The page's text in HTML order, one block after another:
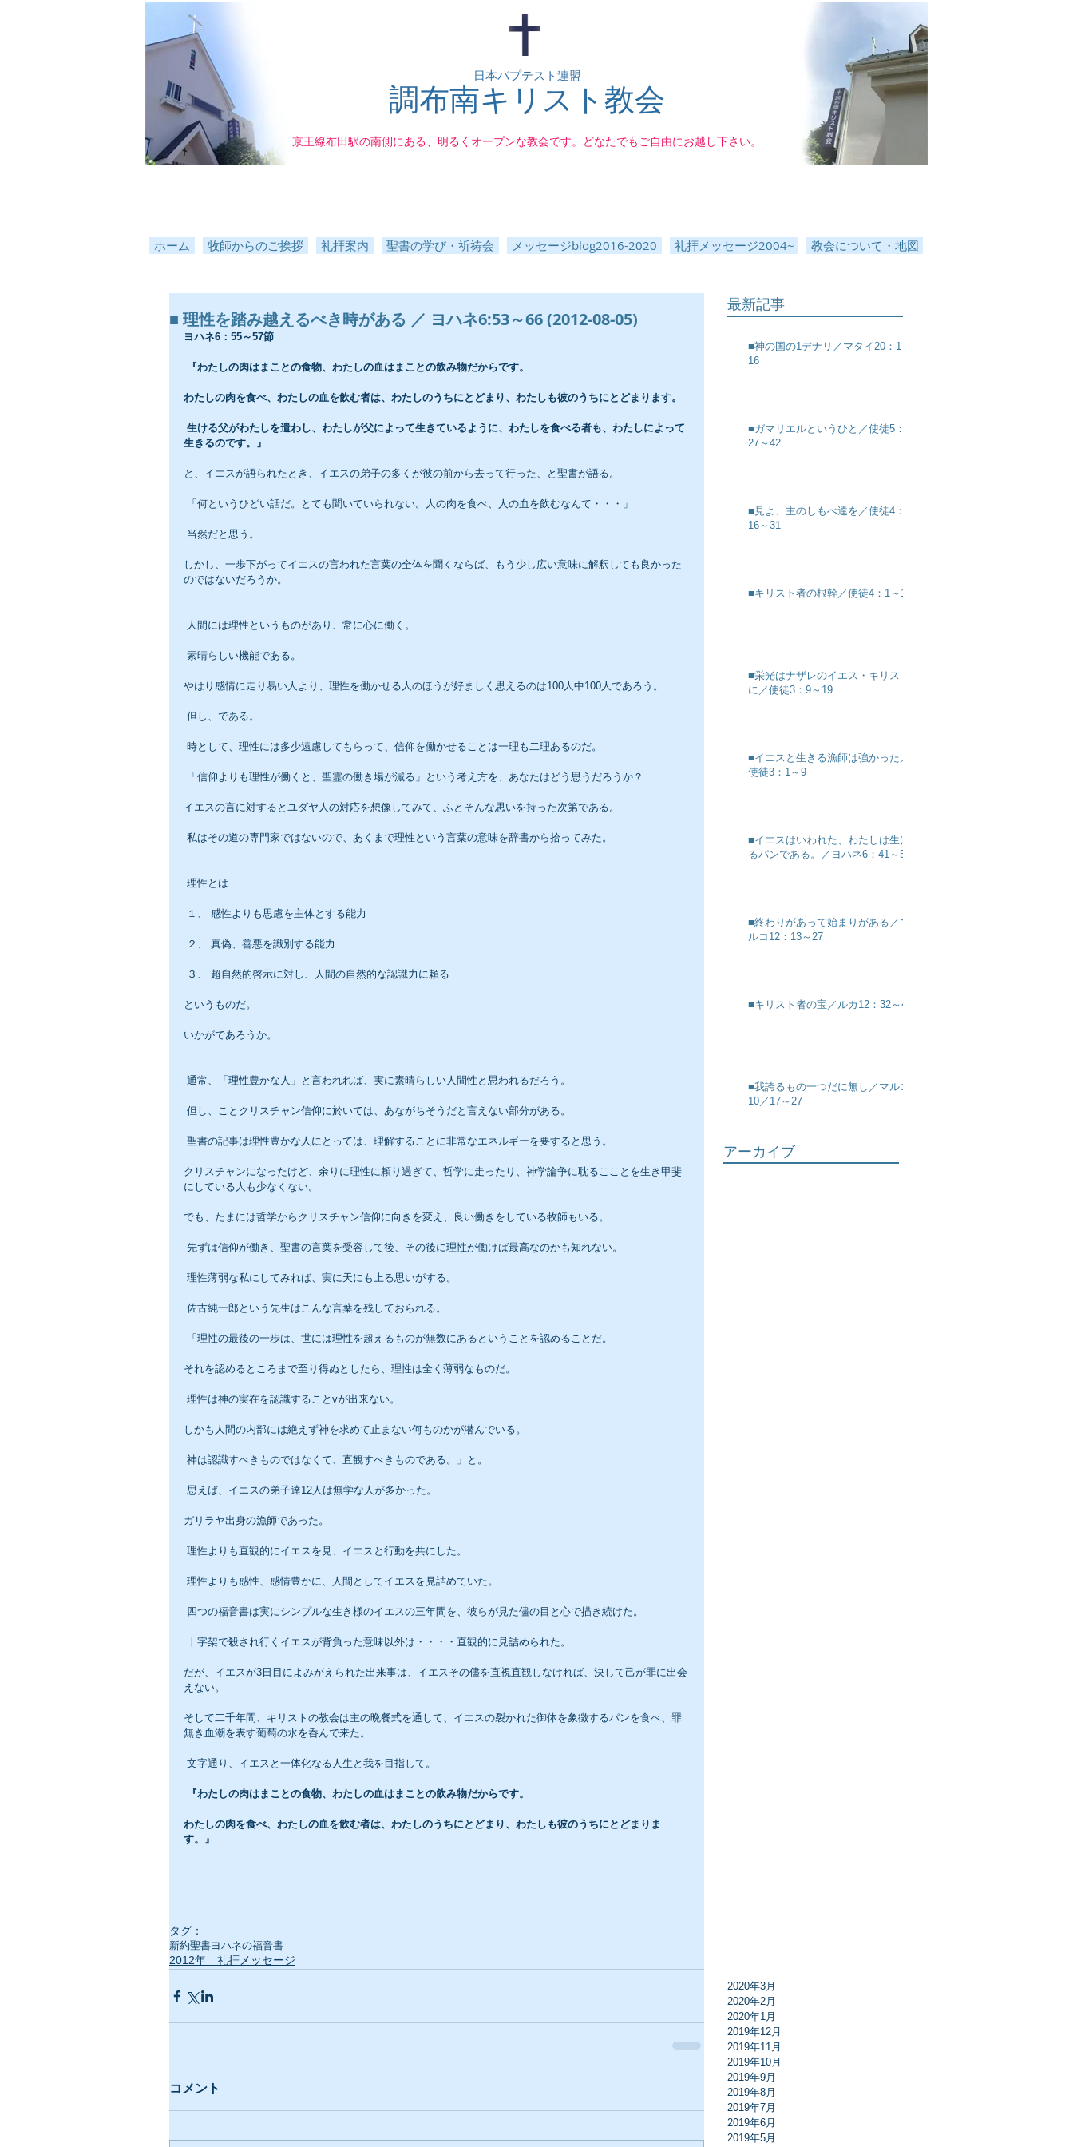
京王線布田駅の南側にある、明るくオープンな教会です。どなたでもご自由にお越し下さい。
日本バプテスト連盟
調布南キリスト教会
ホーム 牧師からのご挨拶 礼拝案内 聖書の学び・祈祷会 メッセージblog2016-2020 礼拝メッセージ2004~ 教会について・地図
■ 理性を踏み越えるべき時がある ／ ヨハネ6:53～66 (2012-08-05)
ヨハネ6：55～57節
『わたしの肉はまことの食物、わたしの血はまことの飲み物だからです。
わたしの肉を食べ、わたしの血を飲む者は、わたしのうちにとどまり、わたしも彼のうちにとどまります。
生きるのです。』
と、イエスが語られたとき、イエスの弟子の多くが彼の前から去って行った、と聖書が語る。
「何というひどい話だ。とても聞いていられない。人の肉を食べ、人の血を飲むなんて・・・」
当然だと思う。
しかし、一歩下がってイエスの言われた言葉の全体を聞くならば、もう少し広い意味に解釈しても良かった
のではないだろうか。
人間には理性というものがあり、常に心に働く。
素晴らしい機能である。
やはり感情に走り易い人より、理性を働かせる人のほうが好ましく思えるのは100人中100人であろう。
但し、である。
時として、理性には多少遠慮してもらって、信仰を働かせることは一理も二理あるのだ。
「信仰よりも理性が働くと、聖霊の働き場が減る」という考え方を、あなたはどう思うだろうか？
イエスの言に対するとユダヤ人の対応を想像してみて、ふとそんな思いを持った次第である。
私はその道の専門家ではないので、あくまで理性という言葉の意味を辞書から拾ってみた。
理性とは
１、 感性よりも思慮を主体とする能力
２、 真偽、善悪を識別する能力
３、 超自然的啓示に対し、人間の自然的な認識力に頼る
というものだ。
いかがであろうか。
通常、「理性豊かな人」と言われれば、実に素晴らしい人間性と思われるだろう。
但し、ことクリスチャン信仰に於いては、あながちそうだと言えない部分がある。
聖書の記事は理性豊かな人にとっては、理解することに非常なエネルギーを要すると思う。
クリスチャンになったけど、余りに理性に頼り過ぎて、哲学に走ったり、神学論争に耽るこことを生き甲斐
にしている人も少なくない。
でも、たまには哲学からクリスチャン信仰に向きを変え、良い働きをしている牧師もいる。
先ずは信仰が働き、聖書の言葉を受容して後、その後に理性が働けば最高なのかも知れない。
理性薄弱な私にしてみれば、実に天にも上る思いがする。
佐古純一郎という先生はこんな言葉を残しておられる。
「理性の最後の一歩は、世には理性を超えるものが無数にあるということを認めることだ。
それを認めるところまで至り得ぬとしたら、理性は全く薄弱なものだ。
理性は神の実在を認識することvが出来ない。
しかも人間の内部には絶えず神を求めて止まない何ものかが潜んでいる。
神は認識すべきものではなくて、直観すべきものである。」と。
思えば、イエスの弟子達12人は無学な人が多かった。
ガリラヤ出身の漁師であった。
理性よりも直観的にイエスを見、イエスと行動を共にした。
理性よりも感性、感情豊かに、人間としてイエスを見詰めていた。
四つの福音書は実にシンプルな生き様のイエスの三年間を、彼らが見た儘の目と心で描き続けた。
十字架で殺され行くイエスが背負った意味以外は・・・・直観的に見詰められた。
だが、イエスが3日目によみがえられた出来事は、イエスその儘を直視直観しなければ、決して己が罪に出会
えない。
そして二千年間、キリストの教会は主の晩餐式を通して、イエスの裂かれた御体を象徴するパンを食べ、罪
無き血潮を表す葡萄の水を呑んで来た。
文字通り、イエスと一体化なる人生と我を目指して。
『わたしの肉はまことの食物、わたしの血はまことの飲み物だからです。
わたしの肉を食べ、わたしの血を飲む者は、わたしのうちにとどまり、わたしも彼のうちにとどまりま
す。』
タグ：
新約聖書ヨハネの福音書
2012年 礼拝メッセージ
コメント
最新記事
■神の国の1デナリ／マタイ20：1～
16
■ガマリエルというひと／使徒5：
27～42
■見よ、主のしもべ達を／使徒4：
16～31
■キリスト者の根幹／使徒4：1～12
■栄光はナザレのイエス・キリスト
に／使徒3：9～19
■イエスと生きる漁師は強かった／
使徒3：1～9
■イエスはいわれた、わたしは生け
るパンである。／ヨハネ6：41～51
■終わりがあって始まりがある／マ
ルコ12：13～27
■キリスト者の宝／ルカ12：32～40
■我誇るもの一つだに無し／マルコ
10／17～27
アーカイブ
2020年3月
2020年2月
2020年1月
2019年12月
2019年11月
2019年10月
2019年9月
2019年8月
2019年7月
2019年6月
2019年5月